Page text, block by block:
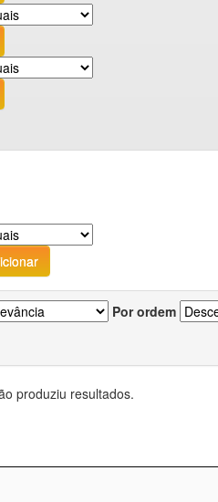
Por ordem
produziu resultados.